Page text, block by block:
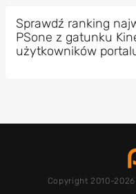
Sprawdź ranking
PSone z gatunku
użytkowników
Copyright 2010-